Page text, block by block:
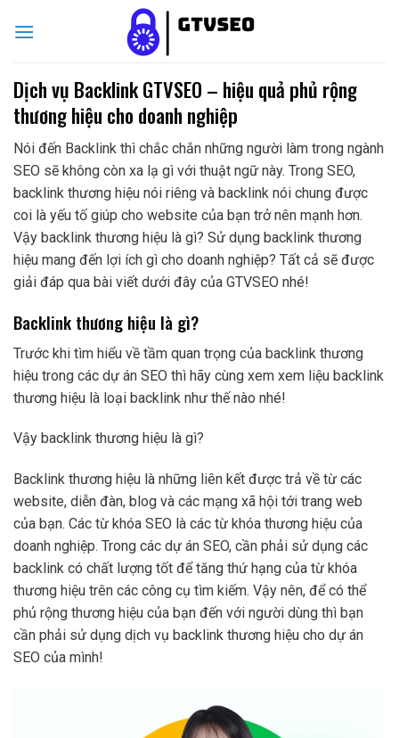
Dịch vụ Backlink GTVSEO – hiệu quả phủ rộng
thương hiệu cho doanh nghiệp
Nói đến Backlink thì chắc chắn những người làm trong ngành
SEO sẽ không còn xa lạ gì với thuật ngữ này. Trong SEO,
backlink thương hiệu nói riêng và backlink nói chung được
coi là yếu tố giúp cho website của bạn trở nên mạnh hơn.
Vậy backlink thương hiệu là gì? Sử dụng backlink thương
hiệu mang đến lợi ích gì cho doanh nghiệp? Tất cả sẽ được
giải đáp qua bài viết dưới đây của GTVSEO nhé!
Backlink thương hiệu là gì?
Trước khi tìm hiểu về tầm quan trọng của backlink thương
hiệu trong các dự án SEO thì hãy cùng xem xem liệu backlink
thương hiệu là loại backlink như thế nào nhé!
Vậy backlink thương hiệu là gì?
Backlink thương hiệu là những liên kết được trả về từ các
website, diễn đàn, blog và các mạng xã hội tới trang web
của bạn. Các từ khóa SEO là các từ khóa thương hiệu của
doanh nghiệp. Trong các dự án SEO, cần phải sử dụng các
backlink có chất lượng tốt để tăng thứ hạng của từ khóa
thương hiệu trên các công cụ tìm kiếm. Vậy nên, để có thể
phủ rộng thương hiệu của bạn đến với người dùng thì bạn
cần phải sử dụng dịch vụ backlink thương hiệu cho dự án
SEO của mình!